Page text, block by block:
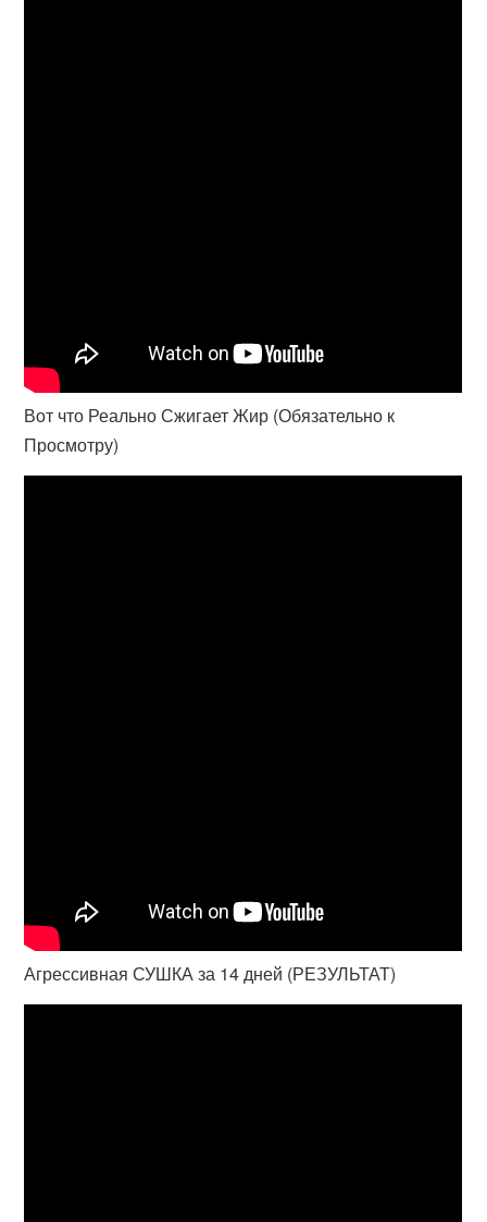
Вот что Реально Сжигает Жир (Обязательно к
Просмотру)
Агрессивная СУШКА за 14 дней (РЕЗУЛЬТАТ)